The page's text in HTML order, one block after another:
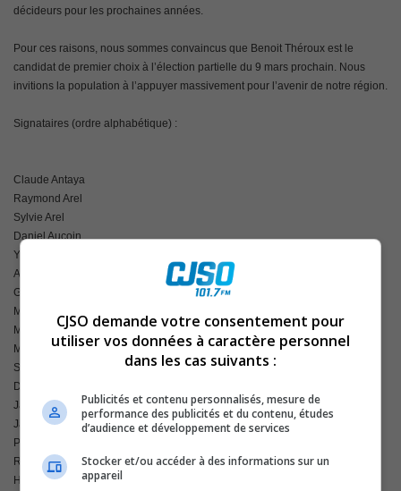
décideurs pour les prochaines années.
Pour ces raisons, nous sommes convaincus que Benoit Théroux est le
candidat de premier choix à l’élection partielle du 9 mars prochain. Nous
invitions la population à l’appuyer massivement pour l’avenir de notre région.
Signataires (ordre alphabétique) :
Claude Antaya
Raymond Arel
Sylvie Arel
Daniel Aucoin
Yves Ayotte
André Bardier
Guy Bardier
Mathew Bardier
Marcel Bardier
Michel Beauchemin
Sylvie Belisle
Denis Benoit
Jasmin Bibeau
Jacques Blais
Pierre Blouin
Rock Boisvert
Huguette Boivin
CJSO demande votre consentement pour
utiliser vos données à caractère personnel
dans les cas suivants :
Publicités et contenu personnalisés, mesure de
performance des publicités et du contenu, études
d’audience et développement de services
Stocker et/ou accéder à des informations sur un
appareil